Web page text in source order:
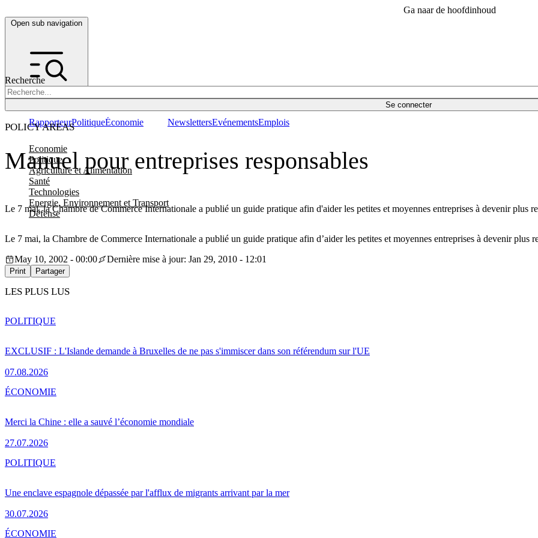
Ga naar de hoofdinhoud
Open sub navigation
Recherche
Se connecter
POLICY AREAS
Economie
Politique
Agriculture et Alimentation
Santé
Technologies
Energie, Environnement et Transport
Défense
RapporteurPolitiqueÉconomie NewslettersEvénementsEmplois
Manuel pour entreprises responsables
Le 7 mai, la Chambre de Commerce Internationale a publié un guide pratique afin d'aider les petites et moyennes entreprises à devenir plus
Le 7 mai, la Chambre de Commerce Internationale a publié un guide pratique afin d’aider les petites et moyennes entreprises à devenir plus
May 10, 2002 - 00:00
Dernière mise à jour: Jan 29, 2010 - 12:01
Print Partager
LES PLUS LUS
EXCLUSIF : L'Islande demande à Bruxelles de ne pas s'immiscer dans son référendum sur l'UE
07.08.2026
POLITIQUE
Merci la Chine : elle a sauvé l’économie mondiale
27.07.2026
ÉCONOMIE
Une enclave espagnole dépassée par l'afflux de migrants arrivant par la mer
30.07.2026
POLITIQUE
ÉCONOMIE